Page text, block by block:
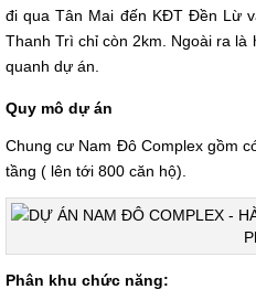
đi qua Tân Mai đến KĐT Đền Lừ
Thanh Trì chỉ còn 2km. Ngoài ra
quanh dự án.
Quy mô dự án
Chung cư Nam Đô Complex gồm
tầng ( lên tới 800 căn hộ).
Phân khu chức năng: